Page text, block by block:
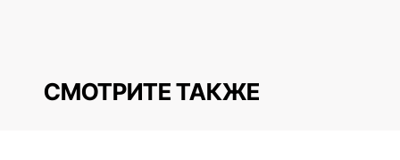
СМОТРИТЕ ТАКЖЕ